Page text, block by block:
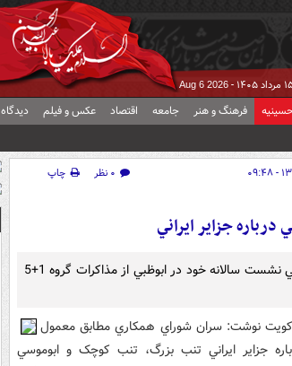
Aug 6 2026
فرهنگ و هنر جامعه اقتصاد عکس و فیلم دیدگاه
۰ نظر
چاپ
درباره جزاير ايراني
شوراي همکاري خليج فارس در بيانيه پاياني نشست سالانه خود در ابوظبي از مذاکرات گروه 1+5
کويت نوشت: سران شوراي همکاري مطابق معمول
جزاير ايراني تنب بزرگ، تنب کوچک و ابوموسي